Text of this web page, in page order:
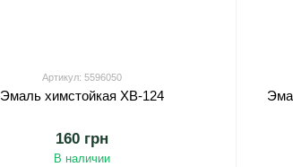
Артикул: 5596050
Эмаль химстойкая ХВ-124
160 грн
В наличии